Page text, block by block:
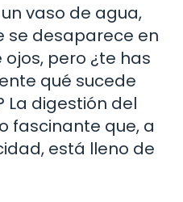
vaso de agua,
se desaparece en
pero ¿te has
qué sucede
La digestión del
fascinante que, a
está lleno de